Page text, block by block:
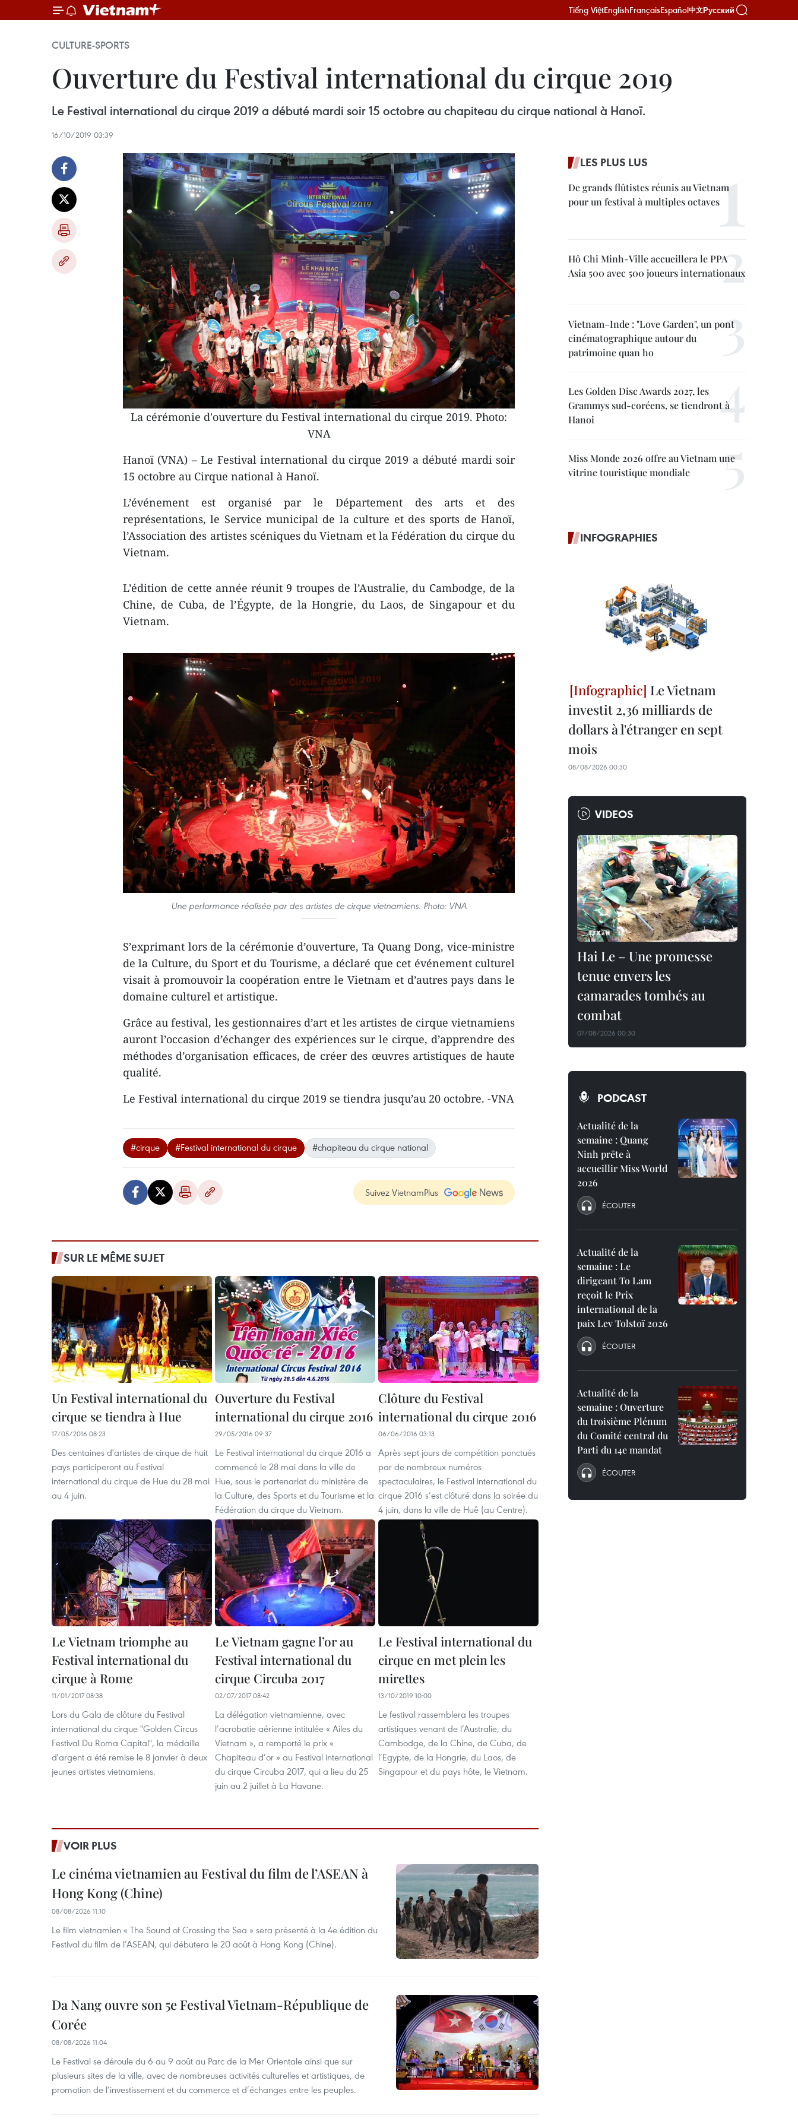
Tiếng ViệtEnglishFrançaisEspañol中文Русский
CULTURE-SPORTS
Ouverture du Festival international du cirque 2019
Le Festival international du cirque 2019 a débuté mardi soir 15 octobre au chapiteau du cirque national à Hanoï.
16/10/2019 03:39
La cérémonie d'ouverture du Festival international du cirque 2019. Photo:
VNA
Hanoï (VNA) – Le Festival international du cirque 2019 a débuté mardi soir
15 octobre au Cirque national à Hanoï.
L’événement est organisé par le Département des arts et des
représentations, le Service municipal de la culture et des sports de Hanoï,
l’Association des artistes scéniques du Vietnam et la Fédération du cirque du
Vietnam.
L’édition de cette année réunit 9 troupes de l’Australie, du Cambodge, de la
Chine, de Cuba, de l’Égypte, de la Hongrie, du Laos, de Singapour et du
Vietnam.
Une performance réalisée par des artistes de cirque vietnamiens. Photo: VNA
S’exprimant lors de la cérémonie d’ouverture, Ta Quang Dong, vice-ministre
de la Culture, du Sport et du Tourisme, a déclaré que cet événement culturel
visait à promouvoir la coopération entre le Vietnam et d’autres pays dans le
domaine culturel et artistique.
Grâce au festival, les gestionnaires d’art et les artistes de cirque vietnamiens
auront l’occasion d’échanger des expériences sur le cirque, d’apprendre des
méthodes d’organisation efficaces, de créer des œuvres artistiques de haute
qualité.
Le Festival international du cirque 2019 se tiendra jusqu’au 20 octobre. -VNA
#cirque #Festival international du cirque #chapiteau du cirque national
Suivez VietnamPlus
SUR LE MÊME SUJET
Un Festival international du
cirque se tiendra à Hue
17/05/2016 08:23
Des centaines d'artistes de cirque de huit
pays participeront au Festival
international du cirque de Hue du 28 mai
au 4 juin.
Ouverture du Festival
international du cirque 2016
29/05/2016 09:37
L​e Festival international du cirque 2016 a
commencé le 28 mai dans la ville de
Hue, sous le partenariat du ministère de
la Culture, des Sports et du Tourisme et la
Fédération du cirque du Vietnam.
Clôture du Festival
international du cirque 2016
06/06/2016 03:13
Après sept jours de compétition ponctués
par de nombreux numéros
spectaculaires, le Festival international du
cirque 2016 s’est clôturé dans la soirée du
4 juin, dans la ville de Huê (au Centre).
Le Vietnam triomphe au
Festival international du
cirque à Rome
11/01/2017 08:38
Lors du Gala de clôture du Festival
international du cirque "Golden Circus
Festival Du Roma Capital", la médaille
d'argent a été remise le 8 janvier à deux
jeunes artistes vietnamiens.
Le Vietnam gagne l’or au
Festival international du
cirque Circuba 2017
02/07/2017 08:42
La délégation vietnamienne, avec
l’acrobatie aérienne intitulée « Ailes du
Vietnam », a remporté le prix «
Chapiteau d’or » au Festival international
du cirque Circuba 2017, qui a lieu du 25
juin au 2 juillet à La Havane.
Le Festival international du
cirque en met plein les
mirettes
13/10/2019 10:00
Le festival rassemblera les troupes
artistiques venant de l’Australie, du
Cambodge, de la Chine, de Cuba, de
l’Egypte, de la Hongrie, du Laos, de
Singapour et du pays hôte, le Vietnam.
VOIR PLUS
Le cinéma vietnamien au Festival du film de l’ASEAN à
Hong Kong (Chine)
08/08/2026 11:10
Le film vietnamien « The Sound of Crossing the Sea » sera présenté à la 4e édition du
Festival du film de l’ASEAN, qui débutera le 20 août à Hong Kong (Chine).
Da Nang ouvre son 5e Festival Vietnam-République de
Corée
08/08/2026 11:04
Le Festival se déroule du 6 au 9 août au Parc de la Mer Orientale ainsi que sur
plusieurs sites de la ville, avec de nombreuses activités culturelles et artistiques, de
promotion de l’investissement et du commerce et d’échanges entre les peuples.
LES PLUS LUS
De grands flûtistes réunis au Vietnam
pour un festival à multiples octaves
Hô Chi Minh-Ville accueillera le PPA
Asia 500 avec 500 joueurs internationaux
Vietnam–Inde : "Love Garden", un pont
cinématographique autour du
patrimoine quan ho
Les Golden Disc Awards 2027, les
Grammys sud-coréens, se tiendront à
Hanoi
Miss Monde 2026 offre au Vietnam une
vitrine touristique mondiale
INFOGRAPHIES
Le Vietnam
investit 2,36 milliards de
dollars à l'étranger en sept
mois
08/08/2026 00:30
VIDEOS
Hai Le – Une promesse
tenue envers les
camarades tombés au
combat
07/08/2026 00:30
PODCAST
Actualité de la
semaine : Quang
Ninh prête à
accueillir Miss World
2026
ÉCOUTER
Actualité de la
semaine : Le
dirigeant To Lam
reçoit le Prix
international de la
paix Lev Tolstoï 2026
ÉCOUTER
Actualité de la
semaine : Ouverture
du troisième Plénum
du Comité central du
Parti du 14e mandat
ÉCOUTER